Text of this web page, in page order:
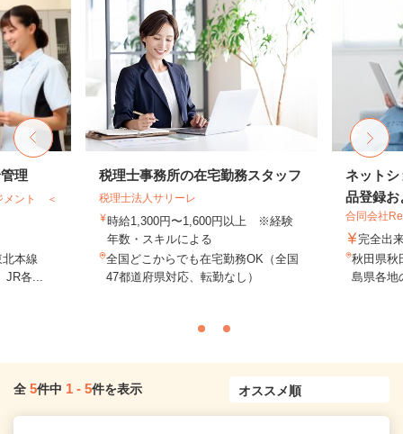
理
メント ＜
本線
各...
税理士事務所の在宅勤務スタッフ
税理士法人サリーレ
時給1,300円〜1,600円以上 ※経験
年数・スキルによる
全国どこからでも在宅勤務OK（全国
47都道府県対応、転勤なし）
ネットシ
品登録お
合同会社
完全出
秋田県秋
島県各
全 5件中 1 - 5件を表示